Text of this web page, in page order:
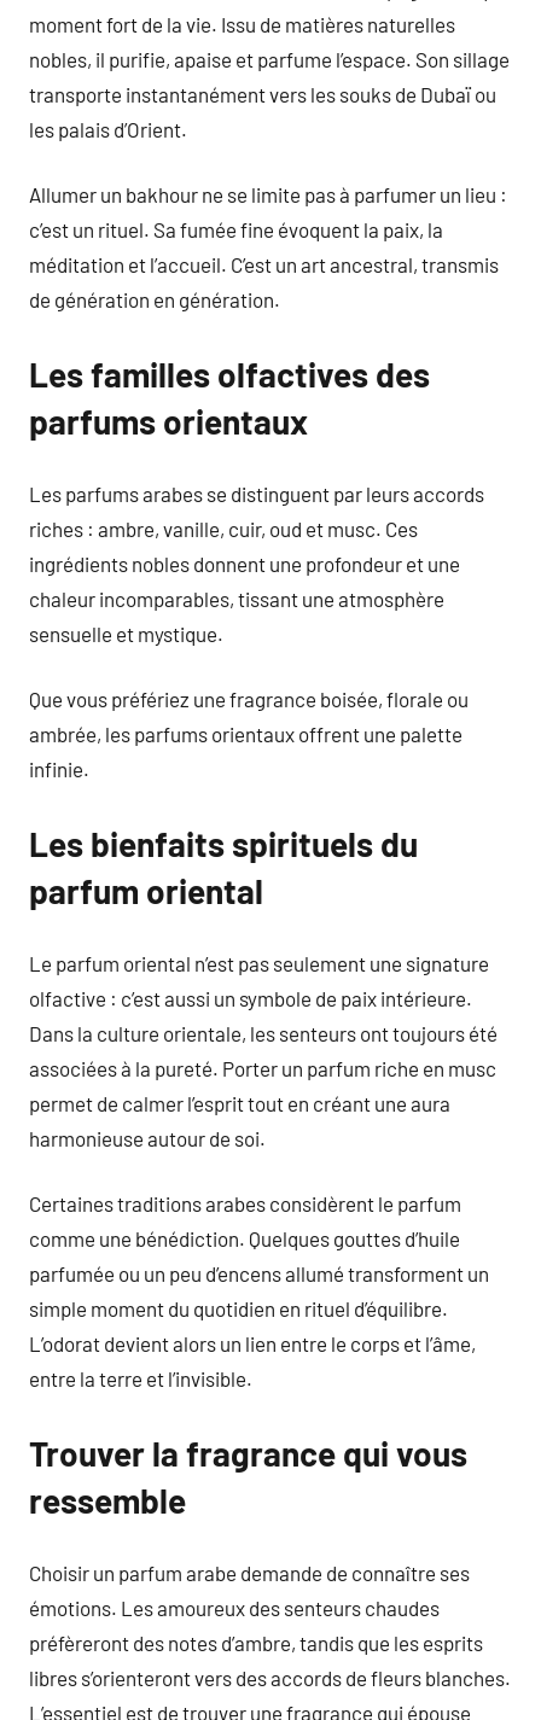
moment fort de la vie. Issu de matières naturelles
nobles, il purifie, apaise et parfume l’espace. Son sillage
transporte instantanément vers les souks de Dubaï ou
les palais d’Orient.
Allumer un bakhour ne se limite pas à parfumer un lieu :
c’est un rituel. Sa fumée fine évoquent la paix, la
méditation et l’accueil. C’est un art ancestral, transmis
de génération en génération.
Les familles olfactives des
parfums orientaux
Les parfums arabes se distinguent par leurs accords
riches : ambre, vanille, cuir, oud et musc. Ces
ingrédients nobles donnent une profondeur et une
chaleur incomparables, tissant une atmosphère
sensuelle et mystique.
Que vous préfériez une fragrance boisée, florale ou
ambrée, les parfums orientaux offrent une palette
infinie.
Les bienfaits spirituels du
parfum oriental
Le parfum oriental n’est pas seulement une signature
olfactive : c’est aussi un symbole de paix intérieure.
Dans la culture orientale, les senteurs ont toujours été
associées à la pureté. Porter un parfum riche en musc
permet de calmer l’esprit tout en créant une aura
harmonieuse autour de soi.
Certaines traditions arabes considèrent le parfum
comme une bénédiction. Quelques gouttes d’huile
parfumée ou un peu d’encens allumé transforment un
simple moment du quotidien en rituel d’équilibre.
L’odorat devient alors un lien entre le corps et l’âme,
entre la terre et l’invisible.
Trouver la fragrance qui vous
ressemble
Choisir un parfum arabe demande de connaître ses
émotions. Les amoureux des senteurs chaudes
préfèreront des notes d’ambre, tandis que les esprits
libres s’orienteront vers des accords de fleurs blanches.
L’essentiel est de trouver une fragrance qui épouse